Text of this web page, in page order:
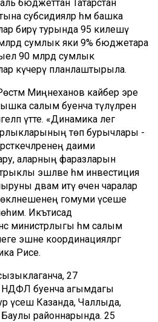
бюджеттан Татарстан
субсидияләр һәм башка
бирү турында 95 килешү
млрд сумлык яки 9% бюджетара
90 млрд сумлык
күчерү планлаштырыла.
Миңнеханов кайбер эре
салым буенча түләүләрен
үтте. «Динамика әлегә
төп бурычлары -
даими
аларның фаразларын
эшләве һәм инвестиция
дәвам итү өчен чаралар
гомуми үсеше
Икътисад
министрлыгы һәм салым
эшне координацияләргә
Рәисе.
27
НДФЛ буенча агымдагы
үсеш Казанда, Чаллыда,
Баулы районнарында. 25